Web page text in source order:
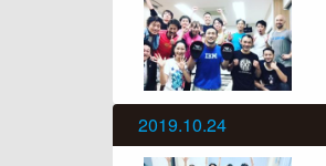
2019.10.24